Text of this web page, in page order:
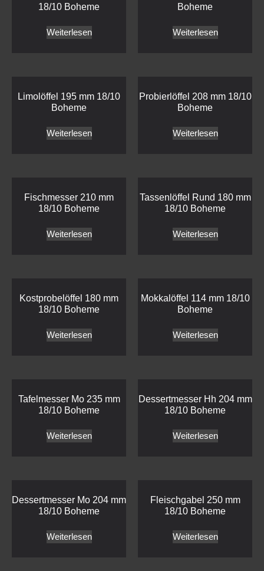
18/10 Boheme
Weiterlesen
Boheme
Weiterlesen
Limolöffel 195 mm 18/10
Boheme
Weiterlesen
Probierlöffel 208 mm 18/10
Boheme
Weiterlesen
Fischmesser 210 mm
18/10 Boheme
Weiterlesen
Tassenlöffel Rund 180 mm
18/10 Boheme
Weiterlesen
Kostprobelöffel 180 mm
18/10 Boheme
Weiterlesen
Mokkalöffel 114 mm 18/10
Boheme
Weiterlesen
Tafelmesser Mo 235 mm
18/10 Boheme
Weiterlesen
Dessertmesser Hh 204 mm
18/10 Boheme
Weiterlesen
Dessertmesser Mo 204 mm
18/10 Boheme
Weiterlesen
Fleischgabel 250 mm
18/10 Boheme
Weiterlesen